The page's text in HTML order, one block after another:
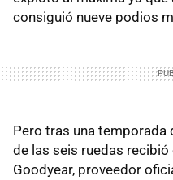
consiguió nueve podios
Pero tras una temporada
de las seis ruedas
Goodyear, proveedor